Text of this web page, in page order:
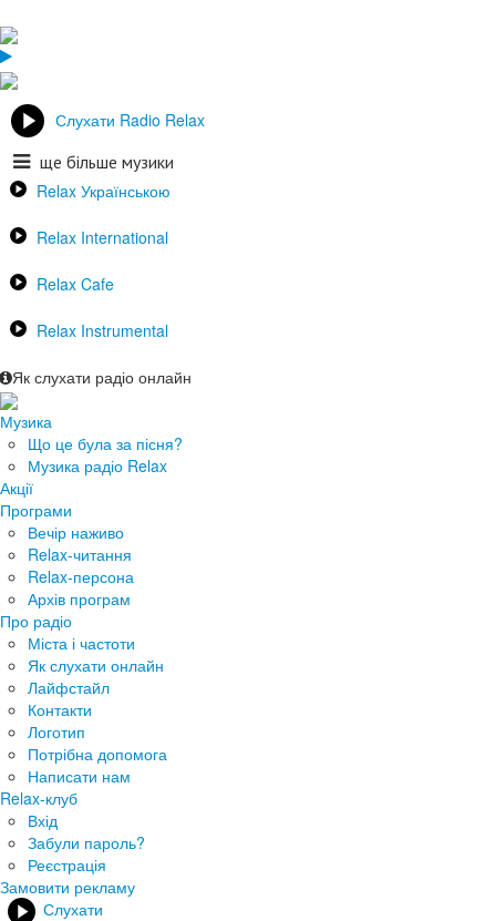
Слухати Radio Relax
ще більше музики
Relax Українською
Relax International
Relax Cafe
Relax Instrumental
Як слухати радіо онлайн
Музика
Що це була за пісня?
Музика радіо Relax
Акції
Програми
Вечір наживо
Relax-читання
Relax-персона
Архів програм
Про радіо
Міста і частоти
Як слухати онлайн
Лайфстайл
Контакти
Логотип
Потрібна допомога
Написати нам
Relax-клуб
Вхід
Забули пароль?
Реєстрація
Замовити рекламу
Слухати